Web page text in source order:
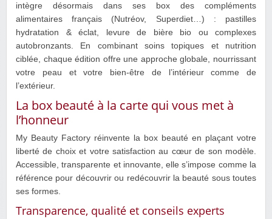
intègre désormais dans ses box des compléments
alimentaires français (Nutréov, Superdiet…) : pastilles
hydratation & éclat, levure de bière bio ou complexes
autobronzants. En combinant soins topiques et nutrition
ciblée, chaque édition offre une approche globale, nourrissant
votre peau et votre bien-être de l’intérieur comme de
l’extérieur.
La box beauté à la carte qui vous met à
l’honneur
My Beauty Factory réinvente la box beauté en plaçant votre
liberté de choix et votre satisfaction au cœur de son modèle.
Accessible, transparente et innovante, elle s’impose comme la
référence pour découvrir ou redécouvrir la beauté sous toutes
ses formes.
Transparence, qualité et conseils experts